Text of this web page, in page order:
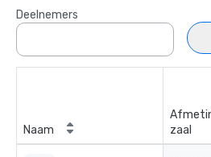
Deelnemers
Naam
zaal